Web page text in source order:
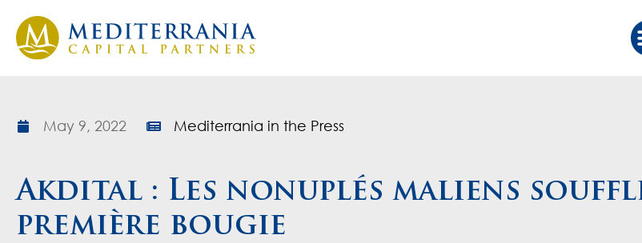
May 9, 2022 Mediterrania in the Press
Akdital : Les nonuplés maliens
première bougie